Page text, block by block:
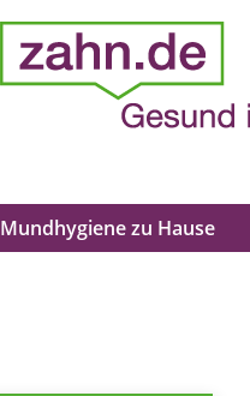
Mundhygiene zu Hause